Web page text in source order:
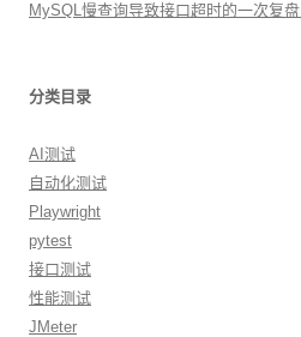
MySQL慢查询导致接口超时的一次复盘
分类目录
AI测试
自动化测试
Playwright
pytest
接口测试
性能测试
JMeter